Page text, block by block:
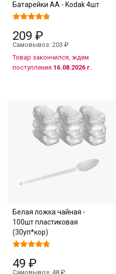
Батарейки АА - Kodak 4шт
209 ₽
Самовывоз: 203 ₽
Товар закончился, ждем
поступления 16.08.2026 г.
Белая ложка чайная -
100шт пластиковая
(30уп*кор)
49 ₽
Самовывоз: 48 ₽